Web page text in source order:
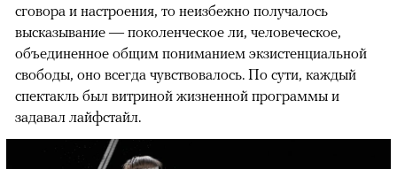
сговора и настроения, то неизбежно получалось
высказывание — поколенческое ли, человеческое,
объединенное общим пониманием экзистенциальной
свободы, оно всегда чувствовалось. По сути, каждый
спектакль был витриной жизненной программы и
задавал лайфстайл.